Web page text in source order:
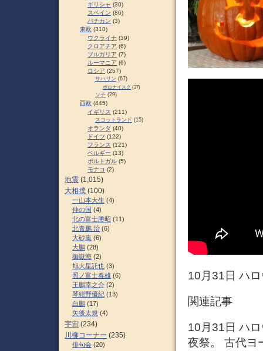
10月31日 ハ
関連記事
10月31日 ハ
夜祭。 古代ヨ
ギリシャ (30)
スペイン (86)
バチカン (3)
東欧 (310)
ウクライナ (39)
クロアチア (6)
ブルガリア (7)
ルーマニア (6)
ロシア (257)
サハリン (67)
ポロナイスク (37)
ソチ (29)
西欧 (445)
イギリス (211)
スコットランド (15)
オランダ (40)
ドイツ (122)
フランス (121)
ベルギー (13)
ポルトガル (5)
モナコ (2)
地震 (1,015)
大相撲 (100)
一山本大生 (4)
仲の国 (4)
北の富士勝昭 (11)
北青鵬 治 (6)
大砂嵐 (6)
大鵬 (28)
御嶽海 (2)
旭大星託也 (3)
照ノ富士春雄 (6)
王鵬幸之介 (2)
琴紺野優紀 (13)
白鵬 (17)
矢後太規 (4)
宇宙 (234)
川柳コーナー (235)
俳句会 (20)